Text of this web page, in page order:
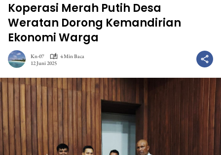
Koperasi Merah Putih Desa
Weratan Dorong Kemandirian
Ekonomi Warga
Kn-07
4 Min Baca
12 Juni 2025